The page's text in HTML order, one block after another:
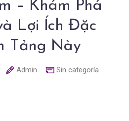
– Khám Phá
Lợi Ích Đặc
Tảng Này
Admin Sin categoría